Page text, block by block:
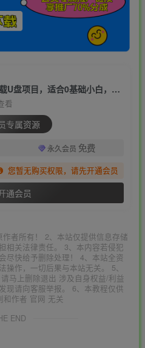
（6600期）蓝海高利润，车载U盘项目，适合0基础小白，一部手机轻松实现日入500+
看
专属资源
永久会员 免费
您暂无购买权限，请先开通会员
通会员
者所有！ 2、本站仅提供信息存储
相关法律责任。 3、本内容若侵犯
尽快给予删除处理！ 4、本站全资
作，一切后果与本站无关。 5、
马上删除退出 涉及自身权益/利益
现请向客服举报。 6、本教程仅供
和作者 官网 无关
END